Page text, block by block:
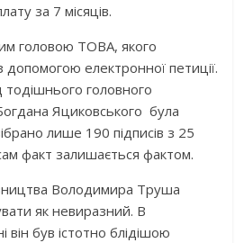
за 7 місяців.
головою ТОВА, якого
допомогою електронної петиції.
тодішнього головного
Яциковського була
лише 190 підписів з 25
факт залишається фактом.
Володимира Труша
як невиразний. В
він був істотно блідішою